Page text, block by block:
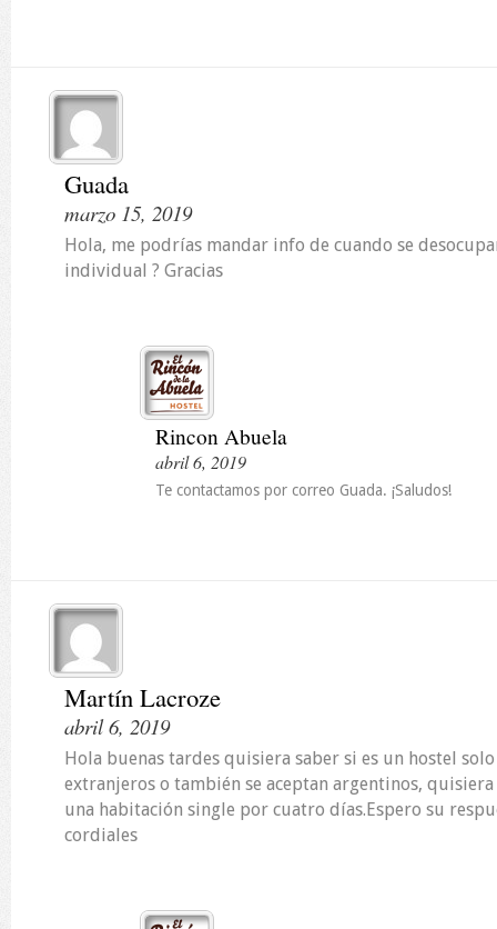
Guada
marzo 15, 2019
Hola, me podrías mandar info de cuando se
individual ? Gracias
Rincon Abuela
abril 6, 2019
Te contactamos por correo Guada. ¡Saludos!
Martín Lacroze
abril 6, 2019
Hola buenas tardes quisiera saber si es un hostel
extranjeros o también se aceptan argentinos,
una habitación single por cuatro días.Espero su
cordiales